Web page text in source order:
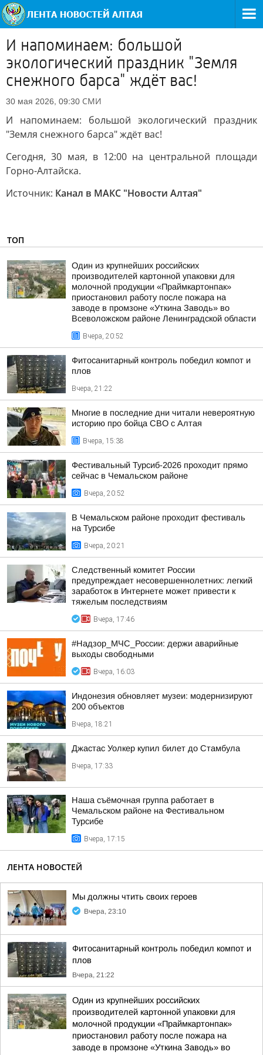
И напоминаем: большой
экологический праздник "Земля
снежного барса" ждёт вас!
30 мая 2026, 09:30 СМИ
И напоминаем: большой экологический праздник
"Земля снежного барса" ждёт вас!
Сегодня, 30 мая, в 12:00 на центральной площади
Горно-Алтайска.
Источник: Канал в МАКС "Новости Алтая"
ТОП
Один из крупнейших российских
производителей картонной упаковки для
молочной продукции «Праймкартонпак»
приостановил работу после пожара на
заводе в промзоне «Уткина Заводь» во
Всеволожском районе Ленинградской области
Вчера, 20:52
Фитосанитарный контроль победил компот и
плов
Вчера, 21:22
Многие в последние дни читали невероятную
историю про бойца СВО с Алтая
Вчера, 15:38
Фестивальный Турсиб-2026 проходит прямо
сейчас в Чемальском районе
Вчера, 20:52
В Чемальском районе проходит фестиваль
на Турсибе
Вчера, 20:21
Следственный комитет России
предупреждает несовершеннолетних: легкий
заработок в Интернете может привести к
тяжелым последствиям
Вчера, 17:46
#Надзор_МЧС_России: держи аварийные
выходы свободными
Вчера, 16:03
Индонезия обновляет музеи: модернизируют
200 объектов
Вчера, 18:21
Джастас Уолкер купил билет до Стамбула
Вчера, 17:33
Наша съёмочная группа работает в
Чемальском районе на Фестивальном
Турсибе
Вчера, 17:15
ЛЕНТА НОВОСТЕЙ
Мы должны чтить своих героев
Вчера, 23:10
Фитосанитарный контроль победил компот и
плов
Вчера, 21:22
Один из крупнейших российских
производителей картонной упаковки для
молочной продукции «Праймкартонпак»
приостановил работу после пожара на
заводе в промзоне «Уткина Заводь» во